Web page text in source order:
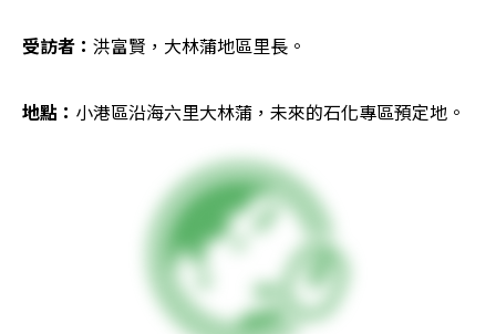
受訪者： 洪富賢，大林蒲地區里長。
地點： 小港區沿海六里大林蒲，未來的石化專區預定地。